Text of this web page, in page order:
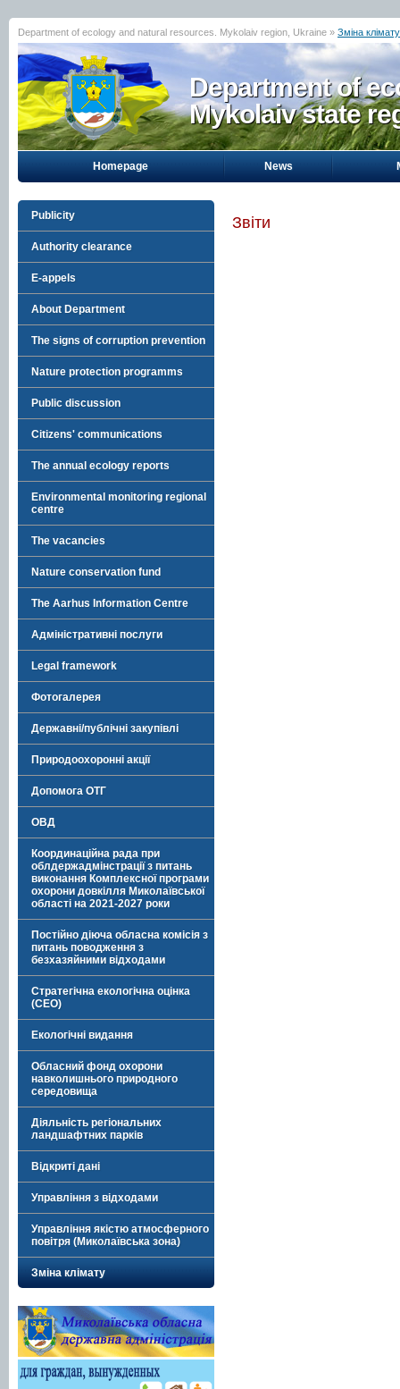
Department of ecology and natural resources. Mykolaiv region, Ukraine » Зміна клімату
Department of
Mykolaiv state
Homepage News
Publicity
Authority clearance
E-appels
About Department
The signs of corruption prevention
Nature protection programms
Public discussion
Citizens' communications
The annual ecology reports
Environmental monitoring regional
centre
The vacancies
Nature conservation fund
The Aarhus Information Centre
Адміністративні послуги
Legal framework
Фотогалерея
Державні/публічні закупівлі
Природоохоронні акції
Допомога ОТГ
ОВД
Координаційна рада при
облдержадмінстрації з питань
виконання Комплексної програми
охорони довкілля Миколаївської
області на 2021-2027 роки
Постійно діюча обласна комісія з
питань поводження з
безхазяйними відходами
Стратегічна екологічна оцінка
(СЕО)
Екологічні видання
Обласний фонд охорони
навколишнього природного
середовища
Діяльність регіональних
ландшафтних парків
Відкриті дані
Управління з відходами
Управління якістю атмосферного
повітря (Миколаївська зона)
Зміна клімату
Звіти